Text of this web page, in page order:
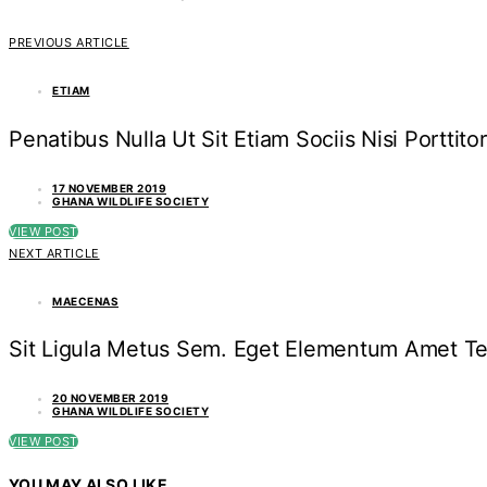
PREVIOUS ARTICLE
ETIAM
Penatibus Nulla Ut Sit Etiam Sociis Nisi Porttitor
17 NOVEMBER 2019
GHANA WILDLIFE SOCIETY
VIEW POST
NEXT ARTICLE
MAECENAS
Sit Ligula Metus Sem. Eget Elementum Amet
20 NOVEMBER 2019
GHANA WILDLIFE SOCIETY
VIEW POST